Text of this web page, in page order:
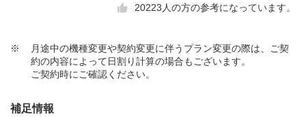
20223 人の方の参考になっています。
※
月途中の機種変更や契約変更に伴うプラン変更の際は、ご契
約の内容によって日割り計算の場合もございます。
ご契約時にご確認ください。
補足情報